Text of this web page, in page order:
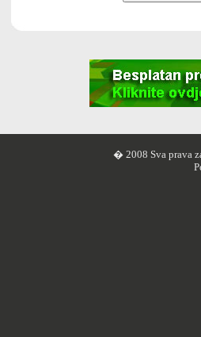
� 2008 Sva prava